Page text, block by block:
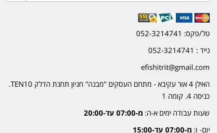
טל/פקס: 052-3214741
נייד : 052-3214741
efishitrit@gmail.com
האילן 4 אור עקיבא - מתחם העסקים ''מבנה'' חניון תחנת הדלק TEN10.
כניסה 4. קומה 1
שעות עבודה ימים א-ה: מ-07:00 עד-20:00
יום- ו: מ-07:00 עד-15:00